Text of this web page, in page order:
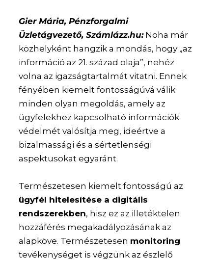
Gier Mária, Pénzforgalmi
Üzletágvezető, Számlázz.hu:Noha már
közhelyként hangzik a mondás, hogy „az
információ az 21. század olaja”, nehéz
volna az igazságtartalmát vitatni. Ennek
fényében kiemelt fontosságúvá válik
minden olyan megoldás, amely az
ügyfelekhez kapcsolható információk
védelmét valósítja meg, ideértve a
bizalmassági és a sértetlenségi
aspektusokat egyaránt.
Természetesen kiemelt fontosságú az
ügyfél hitelesítése a digitális
rendszerekben, hisz ez az illetéktelen
hozzáférés megakadályozásának az
alapköve. Természetesen monitoring
tevékenységet is végzünk az észlelő